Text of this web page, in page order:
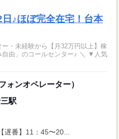
♪ほぼ完全在宅！台本
・未経験から【月32万円以上】稼
」のコールセンター♪ ＼ ▼人気
ォンオペレーター）
駅
遅番】11：45〜20...